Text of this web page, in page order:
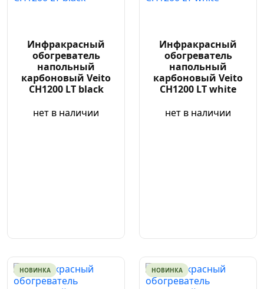
Инфракрасный
обогреватель
напольный
карбоновый Veito
CH1200 LT black
нет в наличии
Инфракрасный
обогреватель
напольный
карбоновый Veito
CH1200 LT white
нет в наличии
НОВИНКА НОВИНКА